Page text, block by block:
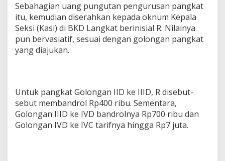
Sebahagian uang pungutan pengurusan pangkat
itu, kemudian diserahkan kepada oknum Kepala
Seksi (Kasi) di BKD Langkat berinisial R. Nilainya
pun bervasiatif, sesuai dengan golongan pangkat
yang diajukan.
Untuk pangkat Golongan IID ke IIID, R disebut-
sebut membandrol Rp400 ribu. Sementara,
Golongan IIID ke IVD bandrolnya Rp700 ribu dan
Golongan IVD ke IVC tarifnya hingga Rp7 juta.